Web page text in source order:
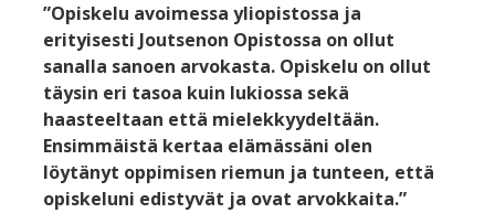
”Opiskelu avoimessa yliopistossa ja
erityisesti Joutsenon Opistossa on ollut
sanalla sanoen arvokasta. Opiskelu on ollut
täysin eri tasoa kuin lukiossa sekä
haasteeltaan että mielekkyydeltään.
Ensimmäistä kertaa elämässäni olen
löytänyt oppimisen riemun ja tunteen, että
opiskeluni edistyvät ja ovat arvokkaita.”